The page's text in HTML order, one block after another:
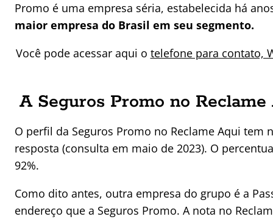
Promo é uma empresa séria, estabelecida há
maior empresa do Brasil em seu segmento.
Você pode acessar aqui o telefone para contato,
A Seguros Promo no
O perfil da Seguros Promo no Reclame Aqui tem
resposta (consulta em maio de 2023). O
92%.
Como dito antes, outra empresa do grupo é a
endereço que a Seguros Promo. A nota no